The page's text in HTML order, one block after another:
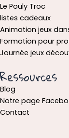
Le Pouly Troc
listes cadeaux
Animation jeux
Formation pour
Journée jeux
Ressources
Blog
Notre page
Contact